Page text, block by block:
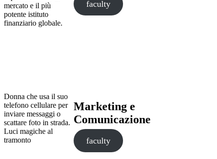
mercato e il più
potente istituto
finanziario globale.
faculty
Donna che usa il suo
telefono cellulare per
inviare messaggi o
scattare foto in strada.
Luci magiche al
tramonto
Marketing e
Comunicazione
faculty